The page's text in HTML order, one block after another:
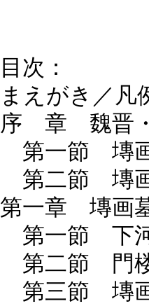
目次：
まえがき／
序 章 魏晋・
第一節 塼画
第二節 塼画
第一章 塼画
第一節 下
第二節 門
第三節 塼画